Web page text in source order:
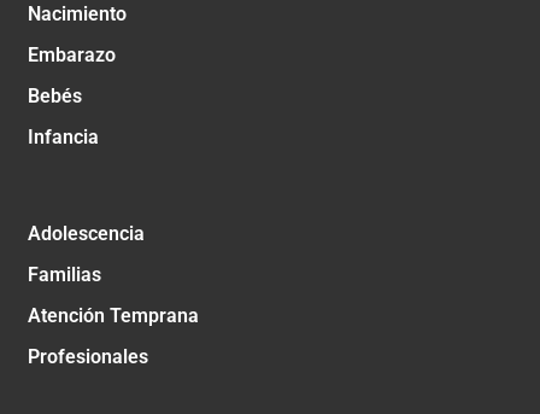
Nacimiento
Embarazo
Bebés
Infancia
Adolescencia
Familias
Atención Temprana
Profesionales